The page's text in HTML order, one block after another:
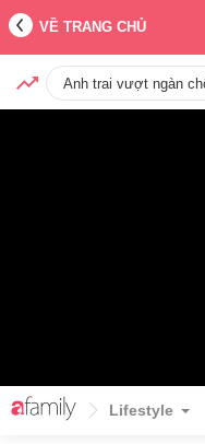
VỀ TRANG CHỦ
Anh trai vượt ngàn
Lifestyle